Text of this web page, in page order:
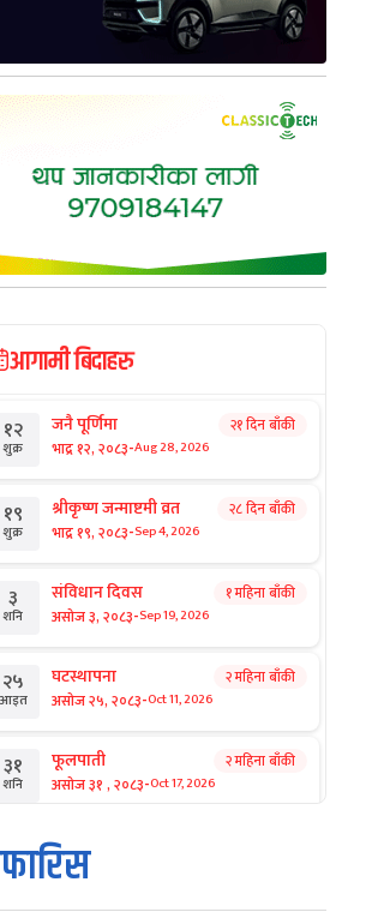
आगामी बिदाहरु
१२
शुक्र
जनै पूर्णिमा
भाद्र १२, २०८३-Aug 28, 2026
२१ दिन बाँकी
१९
शुक्र
श्रीकृष्ण जन्माष्टमी व्रत
भाद्र १९, २०८३-Sep 4, 2026
२८ दिन बाँकी
३
शनि
संविधान दिवस
असोज ३, २०८३-Sep 19, 2026
१ महिना बाँकी
२५
आइत
घटस्थापना
असोज २५, २०८३-Oct 11, 2026
२ महिना बाँकी
३१
शनि
फूलपाती
असोज ३१ , २०८३-Oct 17, 2026
२ महिना बाँकी
१
आइत
कार्तिक सङ्क्रान्ति
कार्तिक १, २०८३